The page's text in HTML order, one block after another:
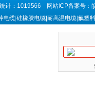
计：1019566 网站ICP备案号：
缆|硅橡胶电缆|耐高温电缆|氟